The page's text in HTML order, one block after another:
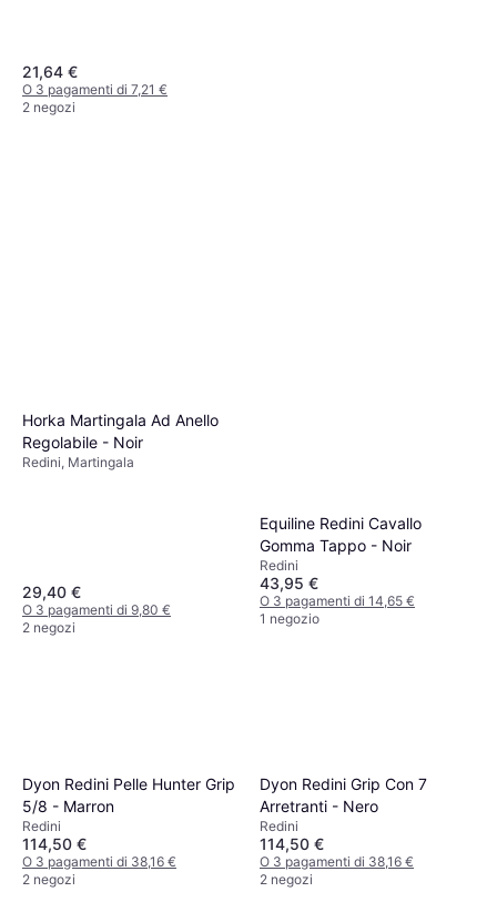
21,64 €
O 3 pagamenti di 7,21 €
2 negozi
Horka Martingala Ad Anello
Regolabile - Noir
Redini, Martingala
29,40 €
O 3 pagamenti di 9,80 €
2 negozi
Equiline Redini Cavallo
Gomma Tappo - Noir
Redini
43,95 €
O 3 pagamenti di 14,65 €
1 negozio
Dyon Redini Pelle Hunter Grip
5/8 - Marron
Redini
114,50 €
O 3 pagamenti di 38,16 €
2 negozi
Dyon Redini Grip Con 7
Arretranti - Nero
Redini
114,50 €
O 3 pagamenti di 38,16 €
2 negozi